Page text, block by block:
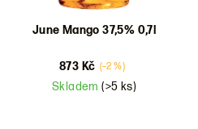
June Mango 37,5% 0,7l
873 Kč (–2 %)
Skladem(>5 ks)